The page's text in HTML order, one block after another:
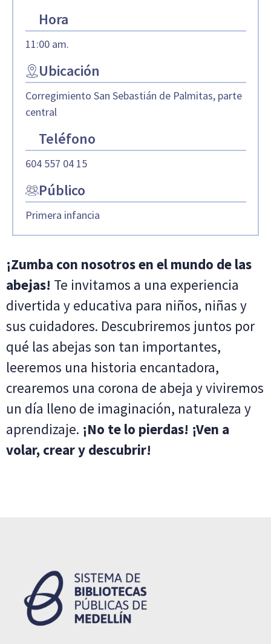
Hora
11:00 am.
Ubicación
Corregimiento San Sebastián de Palmitas, parte
central
Teléfono
604 557 04 15
Público
Primera infancia
¡Zumba con nosotros en el mundo de las
abejas! Te invitamos a una experiencia
divertida y educativa para niños, niñas y
sus cuidadores. Descubriremos juntos por
qué las abejas son tan importantes,
leeremos una historia encantadora,
crearemos una corona de abeja y viviremos
un día lleno de imaginación, naturaleza y
aprendizaje. ¡No te lo pierdas! ¡Ven a
volar, crear y descubrir!